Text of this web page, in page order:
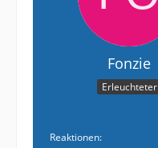
Fonzie
Erleuchteter
Reaktionen